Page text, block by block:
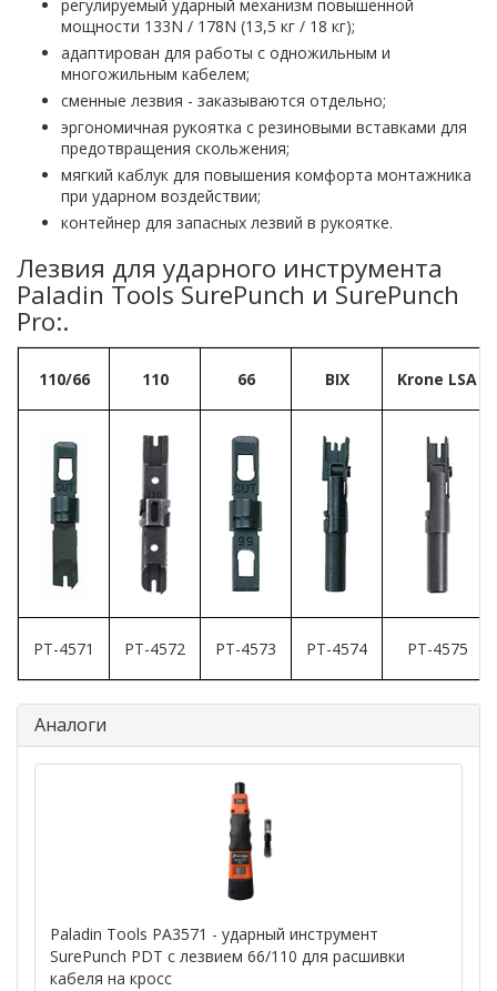
регулируемый ударный механизм повышенной
мощности 133N / 178N (13,5 кг / 18 кг);
адаптирован для работы с одножильным и
многожильным кабелем;
сменные лезвия - заказываются отдельно;
эргономичная рукоятка с резиновыми вставками для
предотвращения скольжения;
мягкий каблук для повышения комфорта монтажника
при ударном воздействии;
контейнер для запасных лезвий в рукоятке.
Лезвия для ударного инструмента
Paladin Tools SurePunch и SurePunch
Pro:.
110/66 110 66 BIX Krone LSA
PT-4571 PT-4572 PT-4573 PT-4574 PT-4575
Аналоги
Paladin Tools PA3571 - ударный инструмент
SurePunch PDT с лезвием 66/110 для расшивки
кабеля на кросс